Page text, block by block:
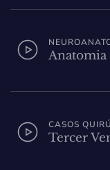
Anatomia
CASOS
Tercer